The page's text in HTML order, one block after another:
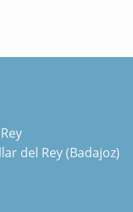
del Rey (Badajoz)